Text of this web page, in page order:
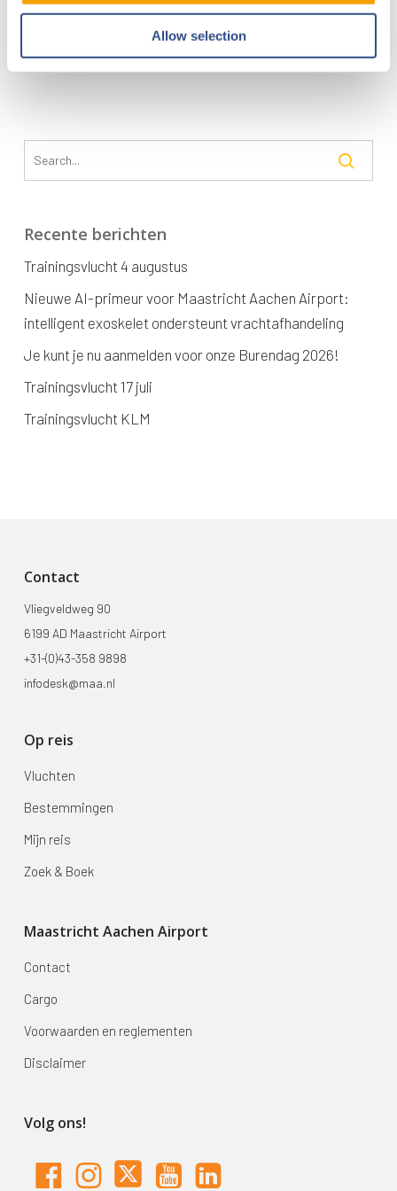
Allow selection
tot die tijd tot een minimum te beperken neemt MAA
diverse maatregelen. Hierdoor is het APU gebruik en de
overlast al fors afgenomen t.o.v. 2018.
Recente berichten
Trainingsvlucht 4 augustus
Nieuwe AI-primeur voor Maastricht Aachen Airport:
intelligent exoskelet ondersteunt vrachtafhandeling
Je kunt je nu aanmelden voor onze Burendag 2026!
Trainingsvlucht 17 juli
Trainingsvlucht KLM
Contact
Vliegveldweg 90
6199 AD Maastricht Airport
+31-(0)43-358 9898
infodesk@maa.nl
Op reis
Vluchten
Bestemmingen
Mijn reis
Zoek & Boek
Maastricht Aachen Airport
Contact
Cargo
Voorwaarden en reglementen
Disclaimer
Volg ons!